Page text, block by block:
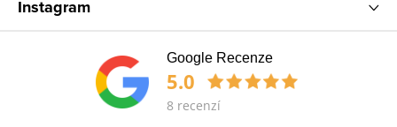
Instagram
Google Recenze
5.0
8 recenzí